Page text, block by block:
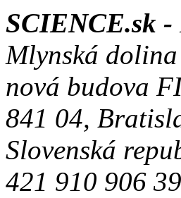
SCIENCE.sk -
Mlynská
nová budova
841 04,
Slovenská
421 910 906